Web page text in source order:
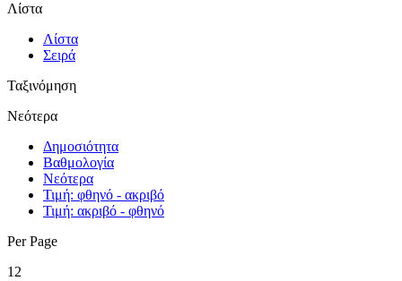
Λίστα
Λίστα
Σειρά
Ταξινόμηση
Νεότερα
Δημοσιότητα
Βαθμολογία
Νεότερα
Τιμή: φθηνό - ακριβό
Τιμή: ακριβό - φθηνό
Per Page
12